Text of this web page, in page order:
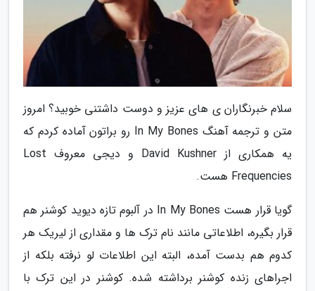
سلام خبرنگاران ی های عزیز و دوست داشتنی خوبید؟ امروز
متن و ترجمه آهنگ In My Bones رو براتون آماده کردم که
یه همکاری از David Kushner و دیجی معروف Lost
Frequencies هست.
گویا قرار هست In My Bones در آلبوم تازه دیوید کوشنر هم
قرار بگیره، اطلاعاتی مانند نام ترک ها و مقداری از لیریک هر
کدوم هم بدست آمده، البته این اطلاعات لو نرفته بلکه از
اجراهای زنده کوشنر برداشته شده. کوشنر در این ترک با